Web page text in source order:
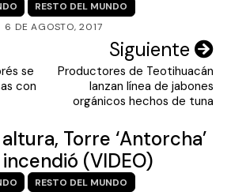
RESTO DEL MUNDO
6 DE AGOSTO, 2017
se
con
Siguiente
Productores de Teotihuacán
lanzan línea de jabones
orgánicos hechos de tuna
Torre ‘Antorcha’
(VIDEO)
RESTO DEL MUNDO